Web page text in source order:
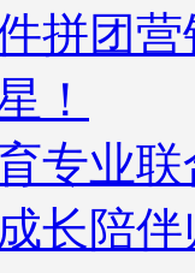
拼团
！
专业
长陪